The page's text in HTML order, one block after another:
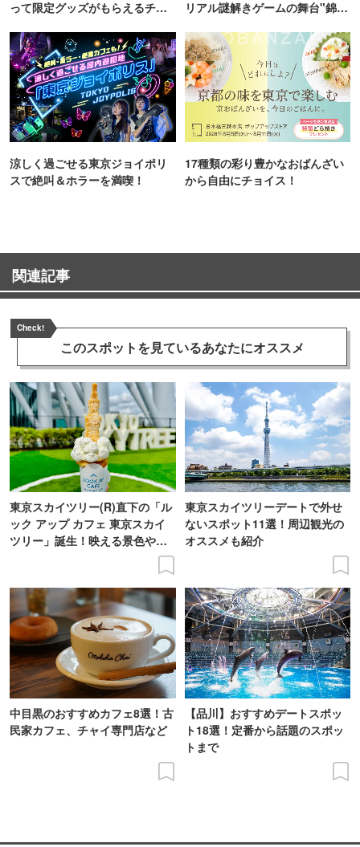
って限定グッズがもらえるチャ
リアル謎解きゲームの舞台"錦糸
涼しく過ごせる東京ジョイポリ
スで絶叫＆ホラーを満喫！
17種類の彩り豊かなおばんざい
から自由にチョイス！
関連記事
Check!
このスポットを見ているあなたにオススメ
東京スカイツリー(R)直下の「ル
ック アップ カフェ 東京スカイ
ツリー」誕生！映える景色やメ
東京スカイツリーデートで外せ
ないスポット11選！周辺観光の
オススメも紹介
中目黒のおすすめカフェ8選！古
民家カフェ、チャイ専門店など
【品川】おすすめデートスポッ
ト18選！定番から話題のスポッ
トまで